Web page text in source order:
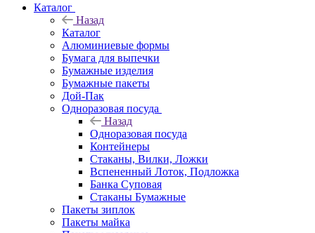
Каталог
Назад
Каталог
Алюминиевые формы
Бумага для выпечки
Бумажные изделия
Бумажные пакеты
Дой-Пак
Одноразовая посуда
Назад
Одноразовая посуда
Контейнеры
Стаканы, Вилки, Ложки
Вспененный Лоток, Подложка
Банка Суповая
Стаканы Бумажные
Пакеты зиплок
Пакеты майка